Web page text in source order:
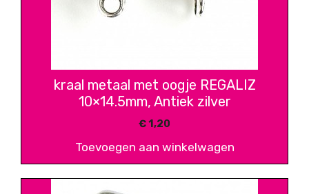
kraal metaal met oogje REGALIZ
10×14.5mm, Antiek zilver
€1,20
Toevoegen aan winkelwagen